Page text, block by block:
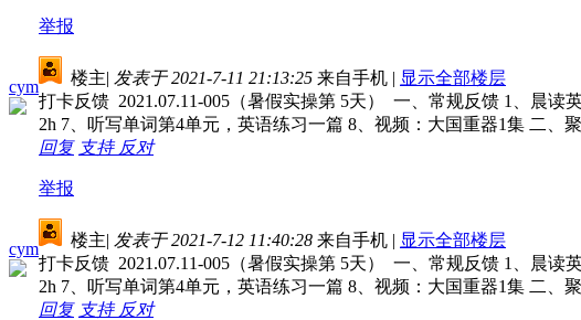
举报
cym 楼主| 发表于 2021-7-11 21:13:25 来自手机 | 显示全部楼层
打卡反馈 2021.07.11-005（暑假实操第 5天） 一、常规反馈 1、晨读
2h 7、听写单词第4单元，英语练习一篇 8、视频：大国重器1集 二、
回复 支持 反对
举报
cym 楼主| 发表于 2021-7-12 11:40:28 来自手机 | 显示全部楼层
打卡反馈 2021.07.11-005（暑假实操第 5天） 一、常规反馈 1、晨读
2h 7、听写单词第4单元，英语练习一篇 8、视频：大国重器1集 二、
回复 支持 反对